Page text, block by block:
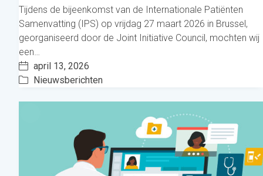
Tijdens de bijeenkomst van de Internationale Patiënten
Samenvatting (IPS) op vrijdag 27 maart 2026 in Brussel,
georganiseerd door de Joint Initiative Council, mochten wij
een…
april 13, 2026
Nieuwsberichten